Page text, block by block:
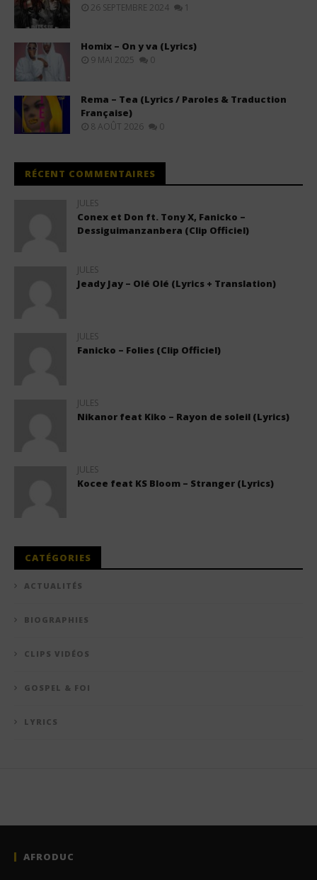
26 SEPTEMBRE 2024 1
Homix – On y va (Lyrics)
9 MAI 2025 0
Rema – Tea (Lyrics / Paroles & Traduction
Française)
8 AOÛT 2026 0
RÉCENT COMMENTAIRES
JULES
Conex et Don ft. Tony X, Fanicko –
Dessiguimanzanbera (Clip Officiel)
JULES
Jeady Jay – Olé Olé (Lyrics + Translation)
JULES
Fanicko – Folies (Clip Officiel)
JULES
Nikanor feat Kiko – Rayon de soleil (Lyrics)
JULES
Kocee feat KS Bloom – Stranger (Lyrics)
CATÉGORIES
ACTUALITÉS
BIOGRAPHIES
CLIPS VIDÉOS
GOSPEL & FOI
LYRICS
AFRODUC